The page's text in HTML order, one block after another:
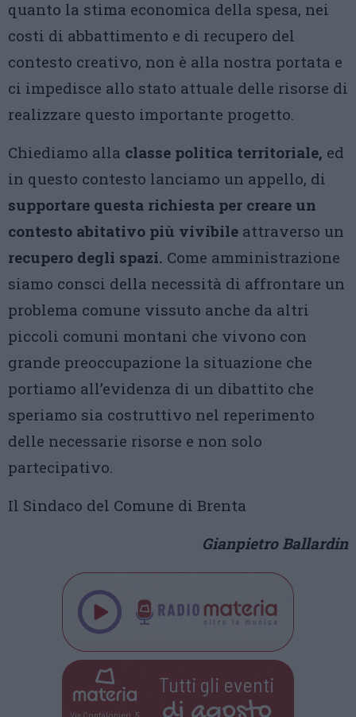
quanto la stima economica della spesa, nei
costi di abbattimento e di recupero del
contesto creativo, non è alla nostra portata e
ci impedisce allo stato attuale delle risorse di
realizzare questo importante progetto.
Chiediamo alla classe politica territoriale, ed
in questo contesto lanciamo un appello, di
supportare questa richiesta per creare un
contesto abitativo più vivibile attraverso un
recupero degli spazi. Come amministrazione
siamo consci della necessità di affrontare un
problema comune vissuto anche da altri
piccoli comuni montani che vivono con
grande preoccupazione la situazione che
portiamo all’evidenza di un dibattito che
speriamo sia costruttivo nel reperimento
delle necessarie risorse e non solo
partecipativo.
Il Sindaco del Comune di Brenta
Gianpietro Ballardin
Via Confalonieri, 5
Tutti gli eventi